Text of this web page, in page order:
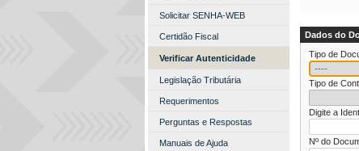
Solicitar SENHA-WEB
Certidão Fiscal
Verificar Autenticidade
Legislação Tributária
Requerimentos
Perguntas e Respostas
Manuais de Ajuda
Dados do
Tipo de
Tipo de
Digite a
Nº do